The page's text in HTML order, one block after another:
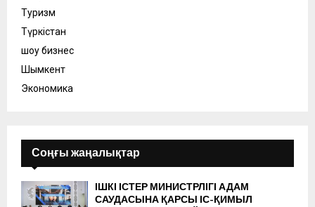
Туризм
Түркістан
шоу бизнес
Шымкент
Экономика
Соңғы жаңалықтар
ІШКІ ІСТЕР МИНИСТРЛІГІ АДАМ
САУДАСЫНА ҚАРСЫ ІС-ҚИМЫЛ